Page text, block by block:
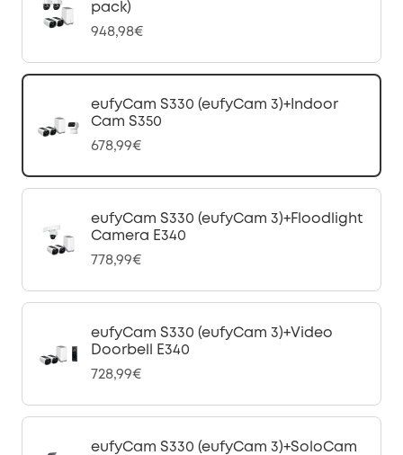
pack)
948,98€
eufyCam S330 (eufyCam 3)+Indoor
Cam S350
678,99€
eufyCam S330 (eufyCam 3)+Floodlight
Camera E340
778,99€
eufyCam S330 (eufyCam 3)+Video
Doorbell E340
728,99€
eufyCam S330 (eufyCam 3)+SoloCam